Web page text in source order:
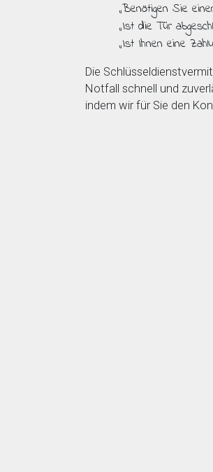
„Benötigen Sie
„Ist die Tür
„Ist Ihnen eine
Die
Notfall schnell und
indem wir für Sie den